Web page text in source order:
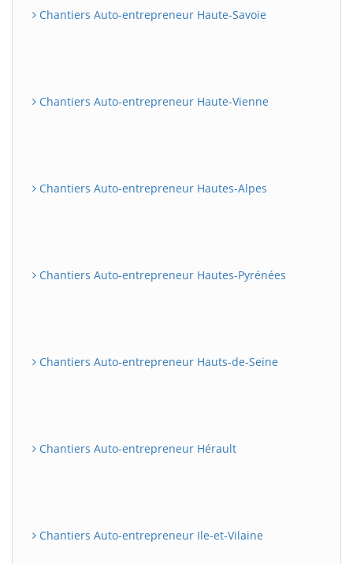
Chantiers Auto-entrepreneur Haute-Savoie
Chantiers Auto-entrepreneur Haute-Vienne
Chantiers Auto-entrepreneur Hautes-Alpes
Chantiers Auto-entrepreneur Hautes-Pyrénées
Chantiers Auto-entrepreneur Hauts-de-Seine
Chantiers Auto-entrepreneur Hérault
Chantiers Auto-entrepreneur Ile-et-Vilaine